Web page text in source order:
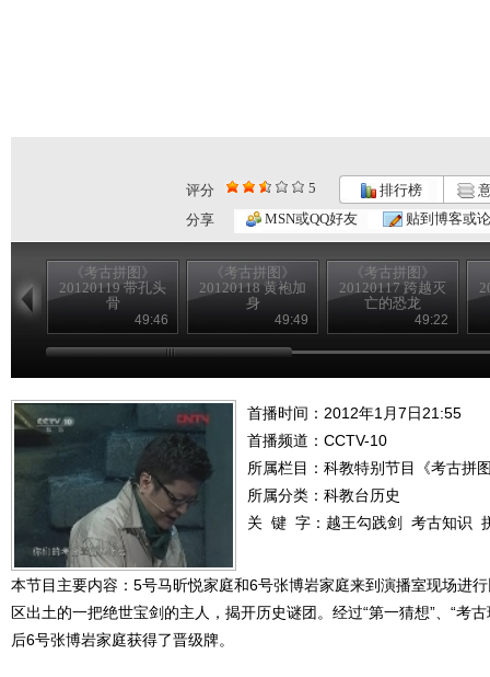
评分 5 排行榜
分享
MSN或QQ好友 贴到博客或
《考古拼图》
20120119 带孔头
骨
49:46
《考古拼图》
20120118 黄袍加
身
49:49
《考古拼图》
20120117 跨越灭
亡的恐龙
49:22
首播时间：2012年1月7日21:55
首播频道： CCTV-10
所属栏目： 科教特别节目《考古拼
所属分类：科教台历史
关 键 字： 越王勾践剑 考古知识
本节目主要内容：5号马昕悦家庭和6号张博岩家庭来到演播室现场进
区出土的一把绝世宝剑的主人，揭开历史谜团。经过“第一猜想”、“考
后6号张博岩家庭获得了晋级牌。